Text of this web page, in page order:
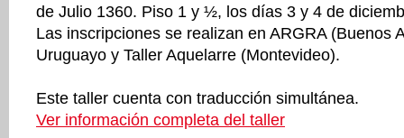
de Julio 1360. Piso 1 y ½, los días 3 y 4 de
Las inscripciones se realizan en ARGRA (Buenos
Uruguayo y Taller Aquelarre (Montevideo).
Este taller cuenta con traducción simultánea.
Ver información completa del taller